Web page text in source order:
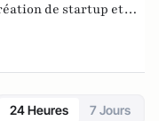
de startup et
et
en santé à
dans le Val
24 Heures 7 Jours